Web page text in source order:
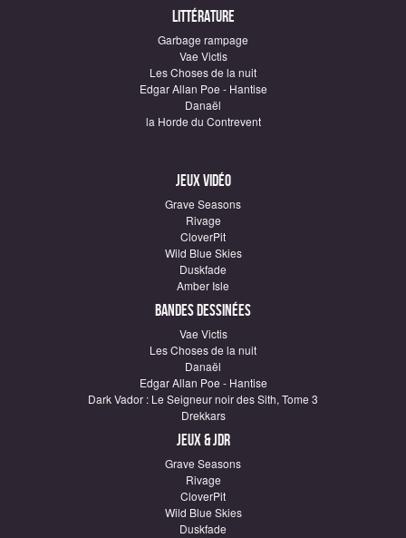
Littérature
Garbage rampage
Vae Victis
Les Choses de la nuit
Edgar Allan Poe - Hantise
Danaël
la Horde du Contrevent
Jeux vidéo
Grave Seasons
Rivage
CloverPit
Wild Blue Skies
Duskfade
Amber Isle
Bandes dessinées
Vae Victis
Les Choses de la nuit
Danaël
Edgar Allan Poe - Hantise
Dark Vador : Le Seigneur noir des Sith, Tome 3
Drekkars
Jeux & JDR
Grave Seasons
Rivage
CloverPit
Wild Blue Skies
Duskfade